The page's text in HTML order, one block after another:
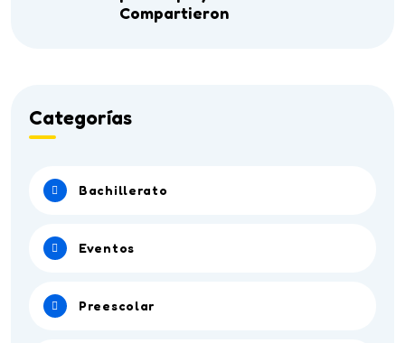
Compartieron
Categorías
Bachillerato
Eventos
Preescolar